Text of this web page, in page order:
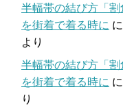
半幅帯の結び方「
を街着で着る時に に
より
半幅帯の結び方「
を街着で着る時に に
り